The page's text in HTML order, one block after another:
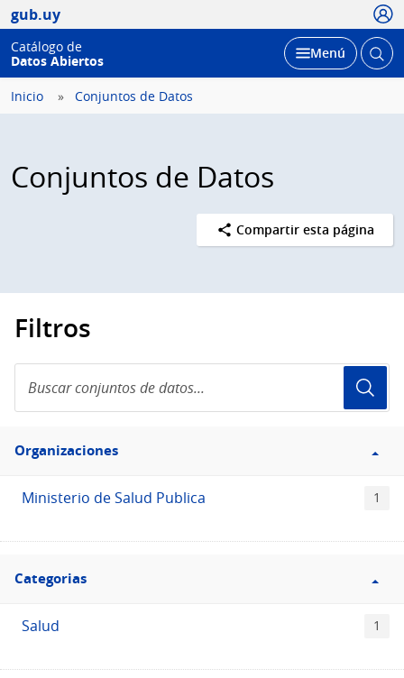
gub.uy
Catálogo de
Datos Abiertos
Desplegar
Menú Abrir
Inicio Conjuntos de Datos
Conjuntos de Datos
Compartir esta página
Filtros
conjuntos
de
Filtro
Organizaciones
Organizaciones
Ministerio de Salud Publica 1
Filtro
Categorias
Categorias
Salud 1